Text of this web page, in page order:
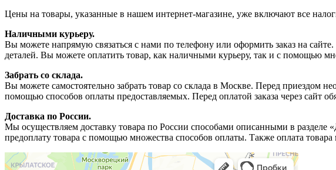
Цены на товары, указанные в нашем интернет-магазине, уже включают все
Наличными курьеру.
Вы можете напрямую связаться с нами по телефону или оформить заказ на
деталей. Вы можете оплатить товар, как наличными курьеру, так и с помощью
Забрать со склада.
Вы можете самостоятельно забрать товар со склада в Москве. Перед приездом
помощью способов оплаты предоставляемых. Перед оплатой заказа через сайт
Доставка по России.
Мы осуществляем доставку товара по России способами описанными в
предоплату товара с помощью множества способов оплаты. Также оплата